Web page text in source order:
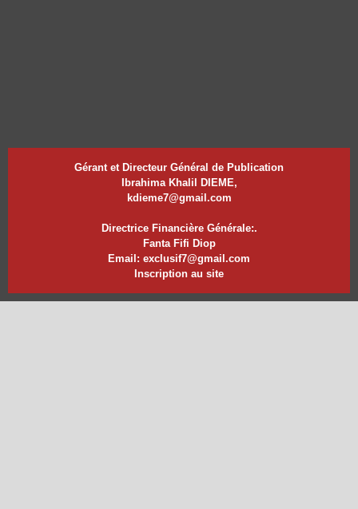
Gérant et Directeur Général de Publication
Ibrahima Khalil DIEME,
kdieme7@gmail.com
Directrice Financière Générale:.
Fanta Fifi Diop
Email: exclusif7@gmail.com
Inscription au site